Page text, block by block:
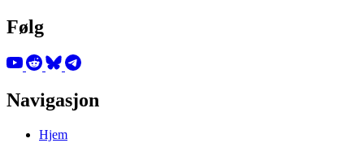
Følg
Navigasjon
Hjem